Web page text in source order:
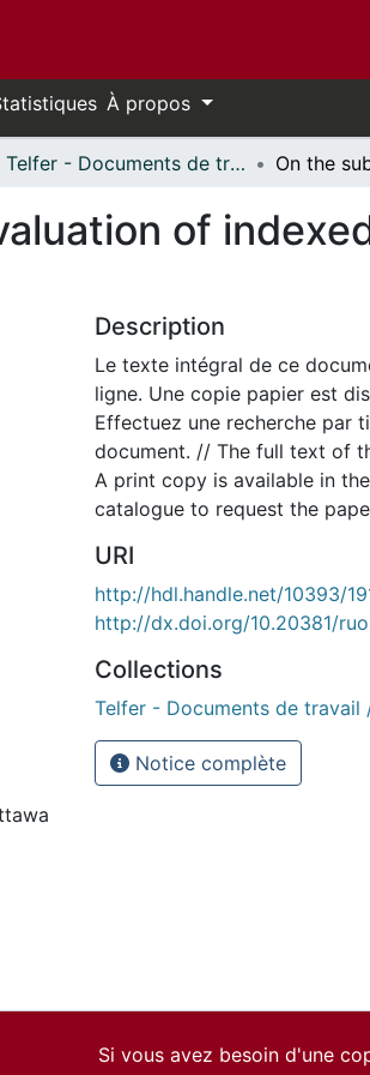
À propos
Telfer - Documents de travail // Telfer - Working Papers
of
Description
Le texte intégral de ce
ligne. Une copie papier est
Effectuez une recherche par
document. // The full text of
A print copy is available in
catalogue to request the
URI
http://hdl.handle.net/10393/
http://dx.doi.org/10.20381/
Collections
Telfer - Documents de travail
Notice complète
Si vous avez besoin d'une